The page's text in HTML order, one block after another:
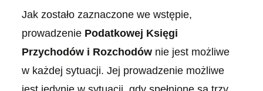
Jak zostało zaznaczone we wstępie,
prowadzenie Podatkowej Księgi
Przychodów i Rozchodów nie jest możliwe
w każdej sytuacji. Jej prowadzenie możliwe